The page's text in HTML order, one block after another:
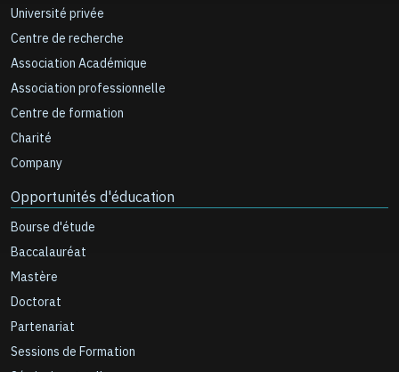
Université privée
Centre de recherche
Association Académique
Association professionnelle
Centre de formation
Charité
Company
Opportunités d'éducation
Bourse d'étude
Baccalauréat
Mastère
Doctorat
Partenariat
Sessions de Formation